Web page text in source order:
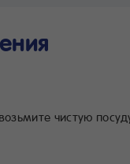
чистую